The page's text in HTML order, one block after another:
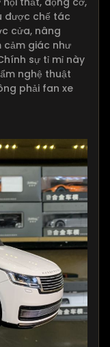
được chế tác
cửa, nâng
cảm giác như
sự tỉ mỉ này
nghệ thuật
phải fan xe